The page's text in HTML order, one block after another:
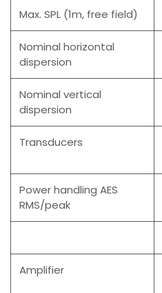
Max. SPL (1m, free field)
Nominal horizontal
dispersion
Nominal vertical
dispersion
Transducers
Power handling AES
RMS/peak
Amplifier